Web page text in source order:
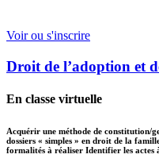
Voir ou s'inscrire
Droit de l’adoption et
En classe virtuelle
Acquérir une méthode de constitution/
dossiers « simples » en droit de la
formalités à réaliser Identifier les actes